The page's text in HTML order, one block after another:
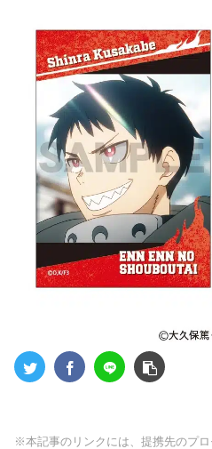
※本記事のリンクには、提携先のプ